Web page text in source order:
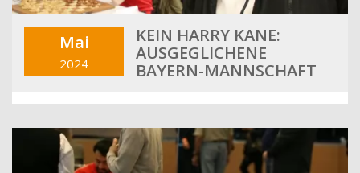
Mai
2024
KEIN HARRY KANE:
AUSGEGLICHENE
BAYERN-MANNSCHAFT